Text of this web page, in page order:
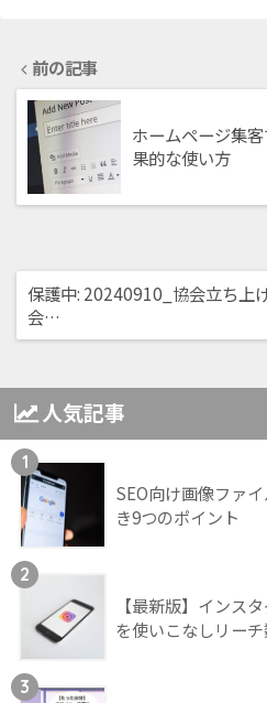
前の記事
ホームページ集
果的な使い方
保護中: 20240910_協会立ち上
会…
人気記事
1
SEO向け画像ファ
き9つのポイント
2
【最新版】インス
を使いこなしリー
3